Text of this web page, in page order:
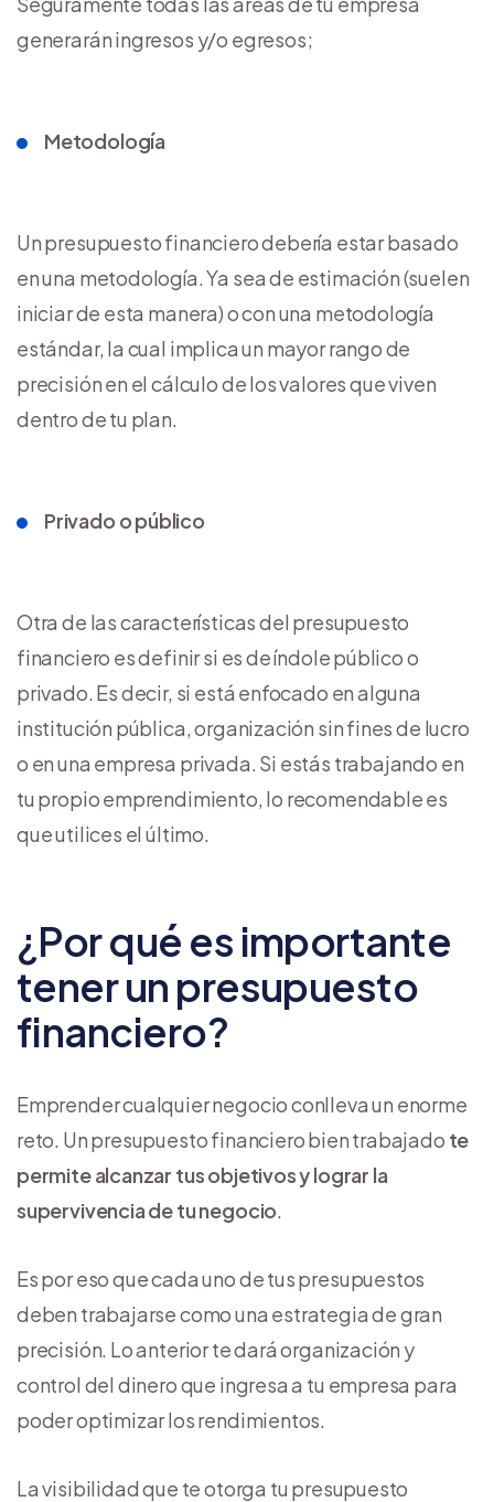
generarán ingresos y/o egresos;
Metodología
Un presupuesto financiero debería estar basado
en una metodología. Ya sea de estimación (suelen
iniciar de esta manera) o con una metodología
estándar, la cual implica un mayor rango de
precisión en el cálculo de los valores que viven
dentro de tu plan.
Privado o público
Otra de las características del presupuesto
financiero es definir si es de índole público o
privado. Es decir, si está enfocado en alguna
institución pública, organización sin fines de lucro
o en una empresa privada. Si estás trabajando en
tu propio emprendimiento, lo recomendable es
que utilices el último.
¿Por qué es importante
tener un presupuesto
financiero?
Emprender cualquier negocio conlleva un enorme
reto. Un presupuesto financiero bien trabajado te
permite alcanzar tus objetivos y lograr la
supervivencia de tu negocio.
Es por eso que cada uno de tus presupuestos
deben trabajarse como una estrategia de gran
precisión. Lo anterior te dará organización y
control del dinero que ingresa a tu empresa para
poder optimizar los rendimientos.
La visibilidad que te otorga tu presupuesto